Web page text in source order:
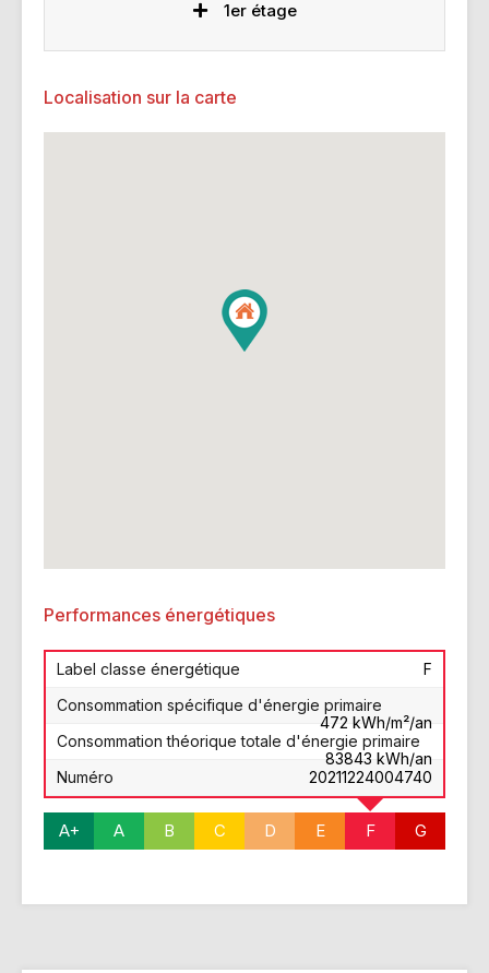
1er étage
Localisation sur la carte
Performances énergétiques
Label classe énergétique
F
Consommation spécifique d'énergie primaire
472 kWh/m²/an
Consommation théorique totale d'énergie primaire
83843 kWh/an
Numéro
20211224004740
A+ A B C D E F G